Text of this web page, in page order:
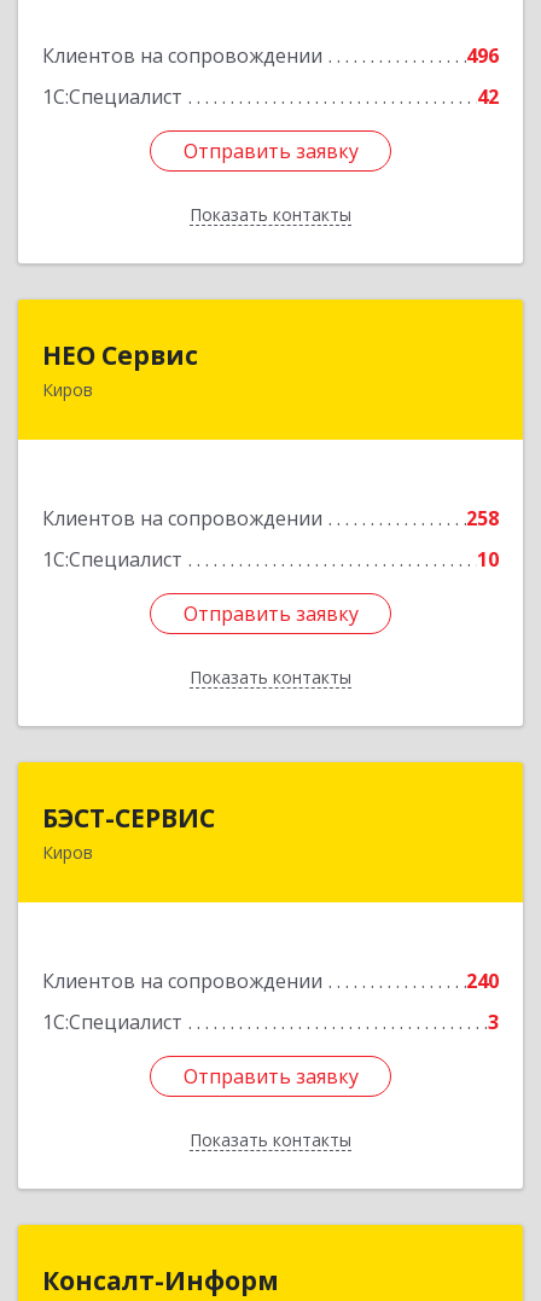
Клиентов на сопровождении
496
1С:Специалист
42
Отправить заявку
Показать контакты
Отправить заявку
Назад
НЕО Сервис
Киров
Клиентов на сопровождении
258
1С:Специалист
10
Отправить заявку
Показать контакты
610045, Кировская обл, Киров г, Ульяновская
Отправить заявку
Назад
БЭСТ-СЕРВИС
Киров
Клиентов на сопровождении
240
1С:Специалист
3
Отправить заявку
Показать контакты
Отправить заявку
Назад
Консалт-Информ